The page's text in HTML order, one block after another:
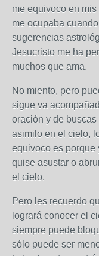
me equivoco en
me ocupaba
sugerencias
Jesucristo me ha
muchos que ama.
No miento, pero
sigue va
oración y de
asimilo en el cielo,
equivoco es porque
quise asustar o
el cielo.
Pero les recuerdo
logrará conocer el
siempre puede
sólo puede ser